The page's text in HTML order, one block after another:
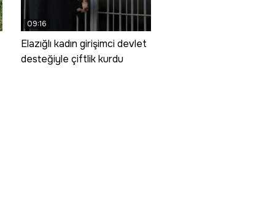
09:16
Elazığlı kadın girişimci devlet
desteğiyle çiftlik kurdu